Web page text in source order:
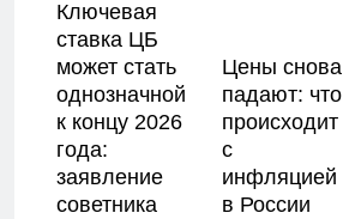
Ключевая
ставка ЦБ
может стать
однозначной
к концу 2026
года:
заявление
советника
Цены снова
падают: что
происходит
с
инфляцией
в России